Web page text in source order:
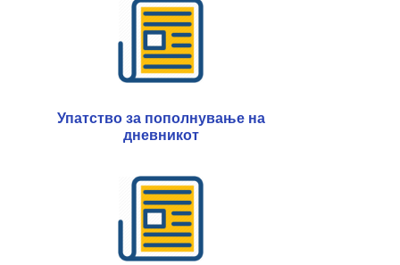
Упатство за пополнување на
дневникот